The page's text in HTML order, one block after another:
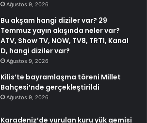
Ağustos 9, 2026
Bu akşam hangi diziler var? 29
Temmuz yayın akışında neler var?
ATV, Show TV, NOW, TV8, TRT1, Kanal
D, hangi diziler var?
Ağustos 9, 2026
Kilis’te bayramlaşma töreni Millet
Bahçesi’nde gerçekleştirildi
Ağustos 9, 2026
Karadeniz’de vurulan kuru yük gemisi